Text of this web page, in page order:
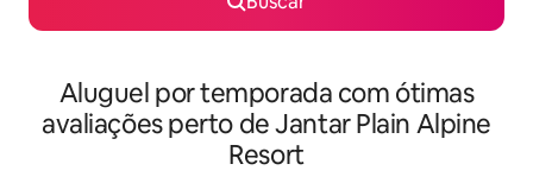
Aluguel por temporada com ótimas
avaliações perto de Jantar Plain Alpine
Resort